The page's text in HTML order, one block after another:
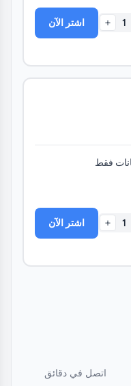
1
+ اشتر الآن
فقط
1
+ اشتر الآن
اتصل في دقائق